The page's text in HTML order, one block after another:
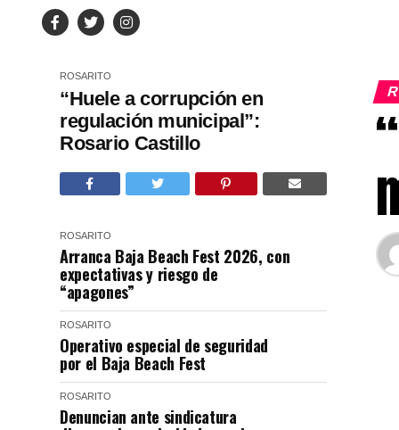
ROSARITO
“Huele a corrupción en
regulación municipal”:
Rosario Castillo
ROSARITO
Arranca Baja Beach Fest 2026, con
expectativas y riesgo de
“apagones”
ROSARITO
Operativo especial de seguridad
por el Baja Beach Fest
ROSARITO
Denuncian ante sindicatura